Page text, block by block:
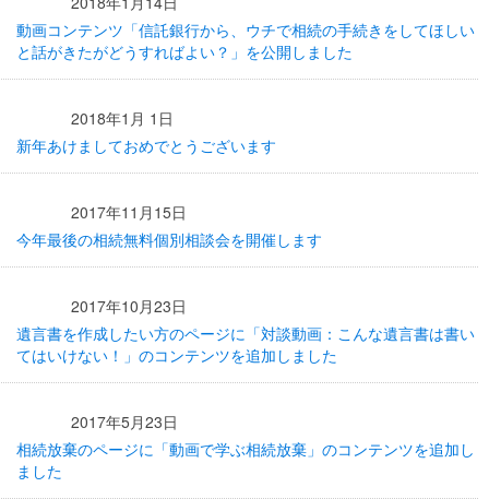
動画コンテンツ「信託銀行から、ウチで相続の手続きをしてほしい
と話がきたがどうすればよい？」を公開しました
2018年1月 1日
新年あけましておめでとうございます
2017年11月15日
今年最後の相続無料個別相談会を開催します
2017年10月23日
遺言書を作成したい方のページに「対談動画：こんな遺言書は書い
てはいけない！」のコンテンツを追加しました
2017年5月23日
相続放棄のページに「動画で学ぶ相続放棄」のコンテンツを追加し
ました